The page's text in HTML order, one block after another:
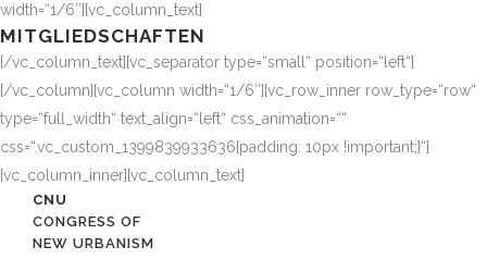
width=“1/6″][vc_column_text]
MITGLIEDSCHAFTEN
[/vc_column_text][vc_separator type=“small“ position=“left“]
[/vc_column][vc_column width=“1/6″][vc_row_inner row_type=“row“
type=“full_width“ text_align=“left“ css_animation=““
css=“.vc_custom_1399839933636{padding: 10px !important;}“]
[vc_column_inner][vc_column_text]
CNU
CONGRESS OF
NEW URBANISM